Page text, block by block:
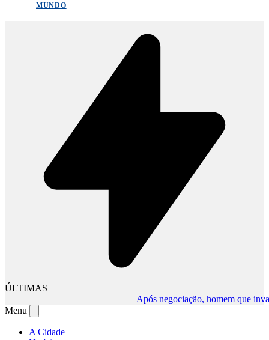
MUNDO
ÚLTIMAS
Após negociação, homem que
Menu
A Cidade